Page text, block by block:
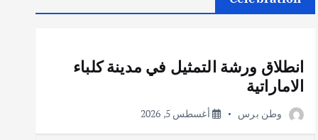
أهم الأخبار ثقافة وفنون
انطلاق ورشة التمثيل في مدينة كلباء
الاماراتية
وطن برس أغسطس 5, 2026